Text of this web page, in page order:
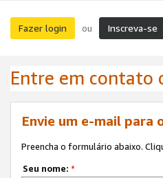
Fazer login ou Inscreva-se
Entre em contato
Envie um e-mail para
Preencha o formulário abaixo.
Seu nome: *